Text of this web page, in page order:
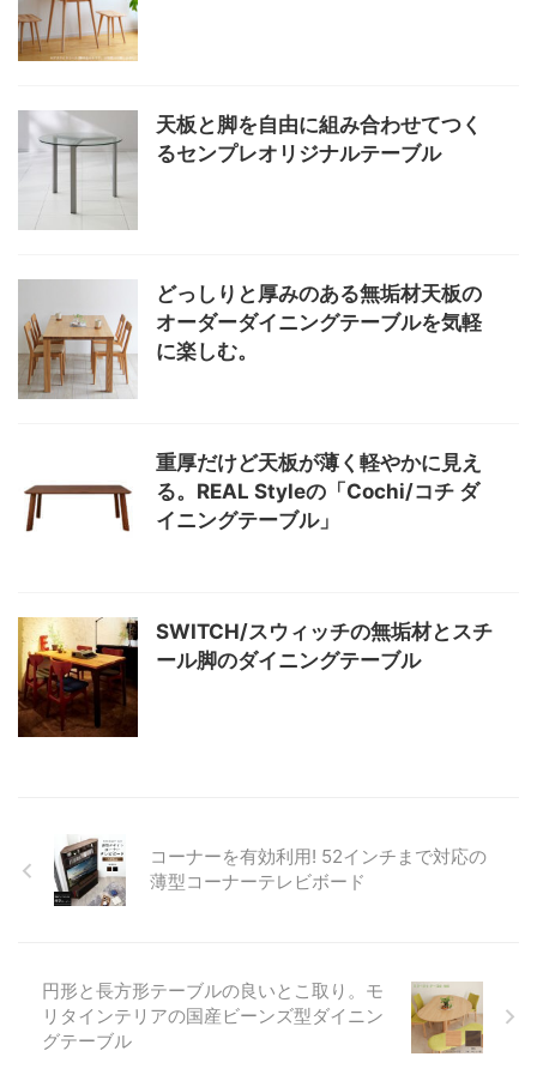
天板と脚を自由に組み合わせてつく
るセンプレオリジナルテーブル
どっしりと厚みのある無垢材天板の
オーダーダイニングテーブルを気軽
に楽しむ。
重厚だけど天板が薄く軽やかに見え
る。REAL Styleの「Cochi/コチ ダ
イニングテーブル」
SWITCH/スウィッチの無垢材とスチ
ール脚のダイニングテーブル
コーナーを有効利用! 52インチまで対応の
薄型コーナーテレビボード
円形と長方形テーブルの良いとこ取り。モ
リタインテリアの国産ビーンズ型ダイニン
グテーブル